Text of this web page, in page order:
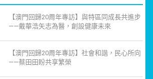
【澳門回歸20周年專訪】與特區同成長共進步
——戴華浩矢志為醫，創設健康未來
【澳門回歸20周年專訪】社會和諧，民心所向
——蔡田田盼共享繁榮